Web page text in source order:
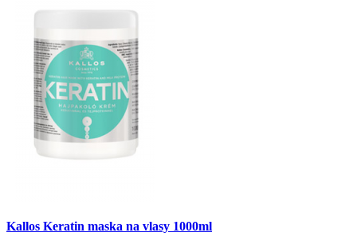
Kallos Keratin maska na vlasy 1000ml